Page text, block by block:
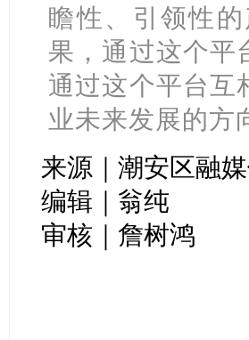
瞻性、引领性
果，通过这个平
通过这个平台互
业未来发展的方
来源｜潮安区融
编辑｜翁纯
审核｜詹树鸿